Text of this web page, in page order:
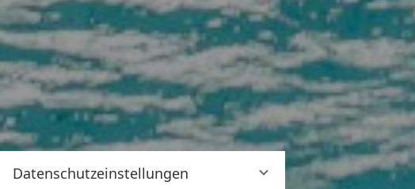
Datenschutzeinstellungen